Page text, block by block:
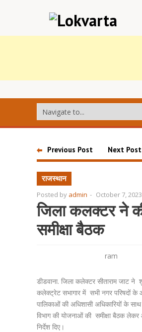
Previous Post Next Post
राजस्थान
Posted by admin - October 7, 2023
जिला कलक्टर ने
समीक्षा बैठक
ram
डीडवाना. जिला कलेक्टर सीताराम जाट ने
कलेक्ट्रेट सभागार में सभी नगर परिषदों
पालिकाओं की अधिशासी अधिकारियों के
विभाग की योजनाओं की समीक्षा बैठक
निर्देश दिए।